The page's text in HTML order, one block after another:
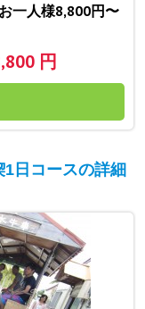
一人様8,800円〜
円
日コースの詳細